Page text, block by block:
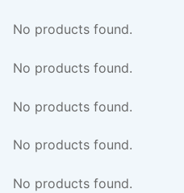
No products found.
No products found.
No products found.
No products found.
No products found.